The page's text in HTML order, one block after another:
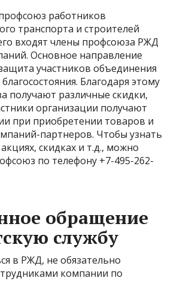
работников
транспорта и строителей
входят члены профсоюза РЖД
Основное направление
участников объединения
Благодаря этому
получают различные скидки,
организации получают
при приобретении товаров и
партнеров. Чтобы узнать
скидках и т.д., можно
по телефону +7-495-262-
обращение
службу
в РЖД, не обязательно
компании по